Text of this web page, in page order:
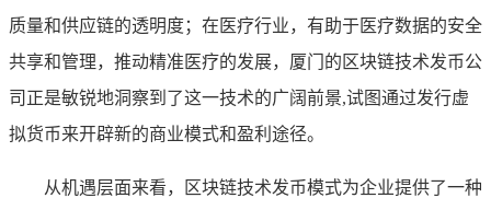
质量和供应链的透明度；在医疗行业，有助于医疗数据的安全
共享和管理，推动精准医疗的发展，厦门的区块链技术发币公
司正是敏锐地洞察到了这一技术的广阔前景,试图通过发行虚
拟货币来开辟新的商业模式和盈利途径。
从机遇层面来看，区块链技术发币模式为企业提供了一种